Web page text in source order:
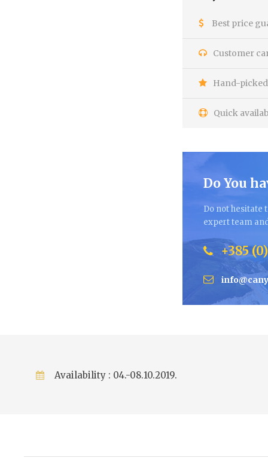
Best price
Customer
Hand-
Quick
Do You
Do not hesitate
expert team
+385
Availability : 04.-08.10.2019.